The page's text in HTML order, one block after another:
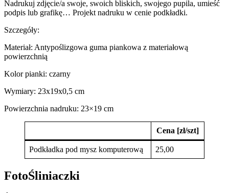
Nadrukuj zdjęcie/a swoje, swoich bliskich, swojego pupila, umieść
podpis lub grafikę… Projekt nadruku w cenie podkładki.
Szczegóły:
Materiał: Antypoślizgowa guma piankowa z materiałową
powierzchnią
Kolor pianki: czarny
Wymiary: 23x19x0,5 cm
Powierzchnia nadruku: 23×19 cm
Cena [zł/szt]
Podkładka pod mysz komputerową 25,00
FotoŚliniaczki